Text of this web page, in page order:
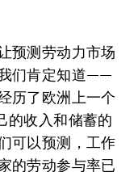
预测劳动力市场
们肯定知道——
历了欧洲上一个
收入和储蓄的
可以预测，工作
的劳动参与率已